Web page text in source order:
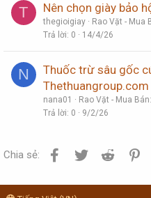
T Nên chọn giày bảo
thegioigiay
Rao Vặt - Mua
Trả lời 0 14/4/26
N
Thuốc trừ sâu gốc
Thethuangroup.com
nana01
Rao Vặt - Mua
Trả lời 0 9/2/26
Chia sẻ: Facebook
Twitter Reddit